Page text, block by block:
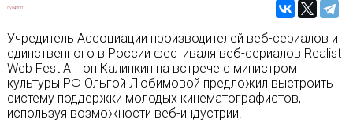
06/04/2021
Учредитель Ассоциации производителей веб-сериалов и
единственного в России фестиваля веб-сериалов Realist
Web Fest Антон Калинкин на встрече с министром
культуры РФ Ольгой Любимовой предложил выстроить
систему поддержки молодых кинематографистов,
используя возможности веб-индустрии.